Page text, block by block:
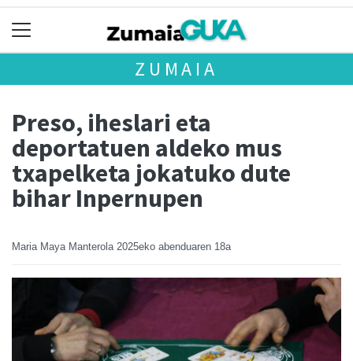
ZUMAIA
Preso, iheslari eta
deportatuen aldeko mus
txapelketa jokatuko dute
bihar Inpernupen
Maria Maya Manterola 2025eko abenduaren 18a